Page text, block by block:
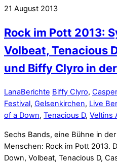
21 August 2013
Rock im Pott 2013:
Volbeat, Tenacious
und Biffy Clyro in
LanaBerichte Biffy Clyro, Casper
Festival, Gelsenkirchen, Live
of a Down, Tenacious D, Veltins
Sechs Bands, eine Bühne in
Menschen: Rock im Pott 2013.
Down, Volbeat, Tenacious D,